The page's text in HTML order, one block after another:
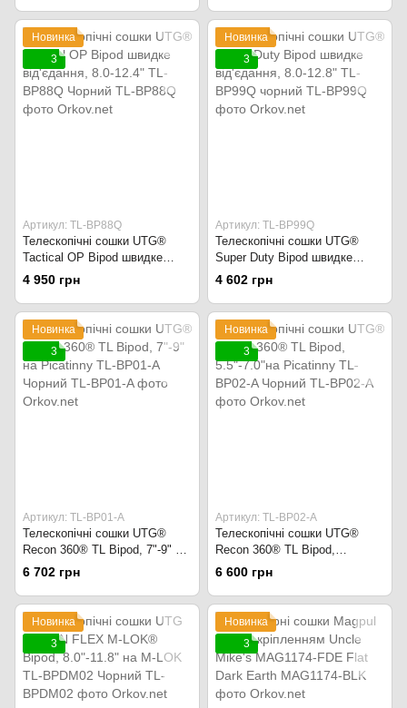
Новинка
3
Артикул: TL-BP88Q
Телескопічні сошки UTG®
Tactical OP Bipod швидке
від'єдання, 8.0-12.4" TL-
BP88Q Чорний
4 950 грн
Новинка
3
Артикул: TL-BP99Q
Телескопічні сошки UTG®
Super Duty Bipod швидке
від'єдання, 8.0-12.8" TL-
BP99Q чорний
4 602 грн
Новинка
3
Артикул: TL-BP01-A
Телескопічні сошки UTG®
Recon 360® TL Bipod, 7"-9" на
Picatinny TL-BP01-A Чорний
6 702 грн
Новинка
3
Артикул: TL-BP02-A
Телескопічні сошки UTG®
Recon 360® TL Bipod,
5.5"-7.0"на Picatinny TL-BP02-
A Чорний
6 600 грн
Новинка
3
Новинка
3